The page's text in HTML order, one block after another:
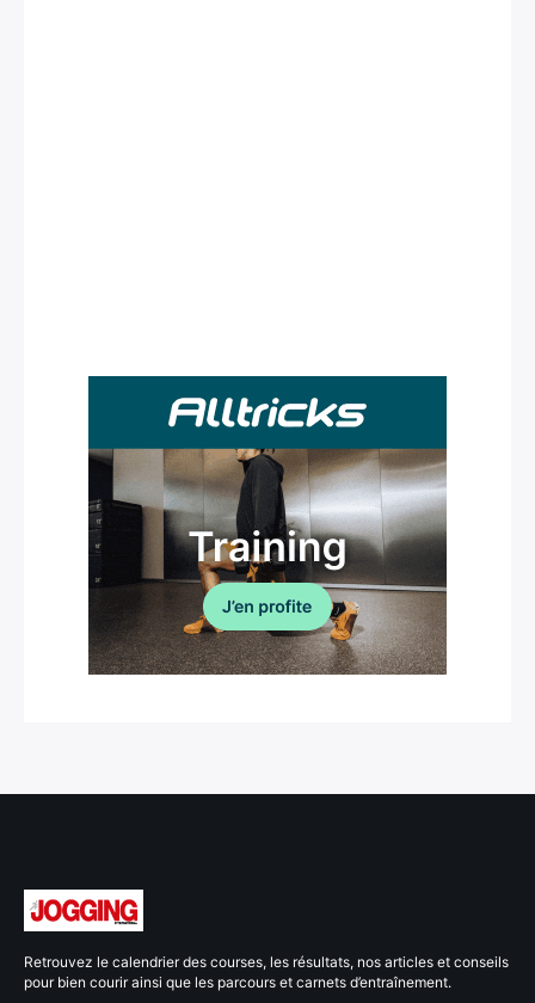
Retrouvez le calendrier des courses, les résultats, nos articles et conseils
pour bien courir ainsi que les parcours et carnets d’entraînement.